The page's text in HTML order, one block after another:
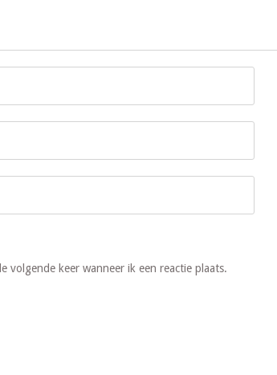
volgende keer wanneer ik een reactie plaats.